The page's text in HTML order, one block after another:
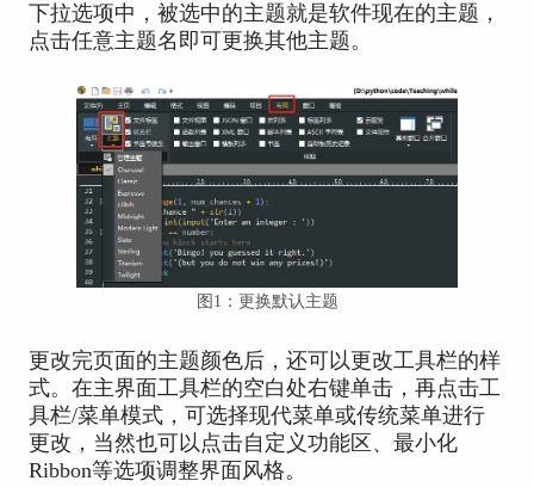
下拉选项中，被选中的主题就是软件现在的主题，
点击任意主题名即可更换其他主题。
图1：更换默认主题
更改完页面的主题颜色后，还可以更改工具栏的样
式。在主界面工具栏的空白处右键单击，再点击工
具栏/菜单模式，可选择现代菜单或传统菜单进行
更改，当然也可以点击自定义功能区、最小化
Ribbon等选项调整界面风格。